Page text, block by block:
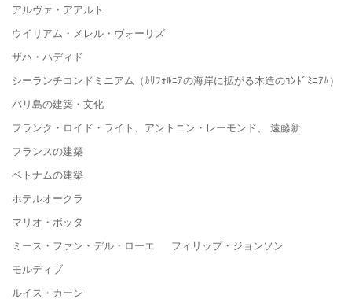
アルヴァ・アアルト
ウイリアム・メレル・ヴォーリズ
ザハ・ハディド
シーランチコンドミニアム（ｶﾘﾌｫﾙﾆｱの海岸に拡がる木造のｺﾝﾄﾞﾐﾆｱﾑ）
バリ島の建築・文化
フランク・ロイド・ライト、アントニン・レーモンド、 遠藤新
フランスの建築
ベトナムの建築
ホテルオークラ
マリオ・ボッタ
ミース・ファン・デル・ローエ フィリップ・ジョンソン
モルディブ
ルイス・カーン